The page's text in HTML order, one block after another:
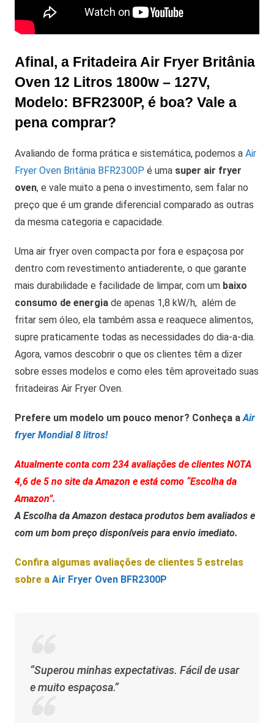
Afinal, a Fritadeira Air Fryer Britânia
Oven 12 Litros 1800w – 127V,
Modelo: BFR2300P, é boa? Vale a
pena comprar?
Avaliando de forma prática e sistemática, podemos a Air
Fryer Oven Britânia BFR2300P é uma super air fryer
oven, e vale muito a pena o investimento, sem falar no
preço que é um grande diferencial comparado as outras
da mesma categoria e capacidade.
Uma air fryer oven compacta por fora e espaçosa por
dentro com revestimento antiaderente, o que garante
mais durabilidade e facilidade de limpar, com um baixo
consumo de energia de apenas 1,8 kW/h, além de
fritar sem óleo, ela também assa e reaquece alimentos,
supre praticamente todas as necessidades do dia-a-dia.
Agora, vamos descobrir o que os clientes têm a dizer
sobre esses modelos e como eles têm aproveitado suas
fritadeiras Air Fryer Oven.
Prefere um modelo um pouco menor? Conheça aAir
fryer Mondial 8 litros!
Atualmente conta com 234 avaliações de clientes NOTA
4,6 de 5 no site da Amazon e está como “Escolha da
Amazon”.
A Escolha da Amazon destaca produtos bem avaliados e
com um bom preço disponíveis para envio imediato.
Confira algumas avaliações de clientes 5 estrelas
sobre a Air Fryer Oven BFR2300P
“Superou minhas expectativas. Fácil de usar
e muito espaçosa.”